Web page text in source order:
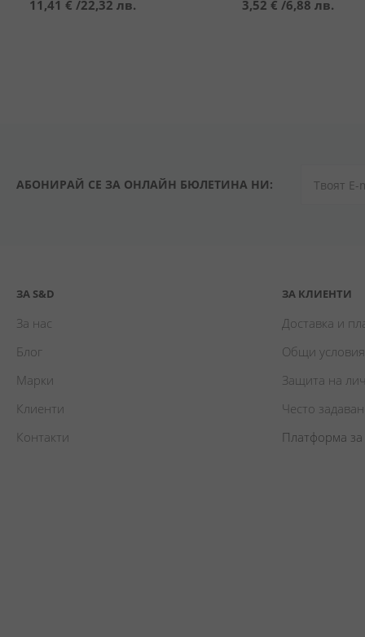
11,41 € /22,32 лв. 3,52 € /6,88 лв.
АБОНИРАЙ СЕ ЗА ОНЛАЙН БЮЛЕТИНА НИ:
ЗА S&D
За нас
Блог
Марки
Клиенти
Контакти
ЗА КЛИЕНТИ
Доставка и
Общи условия
Защита на
Често
Платформа